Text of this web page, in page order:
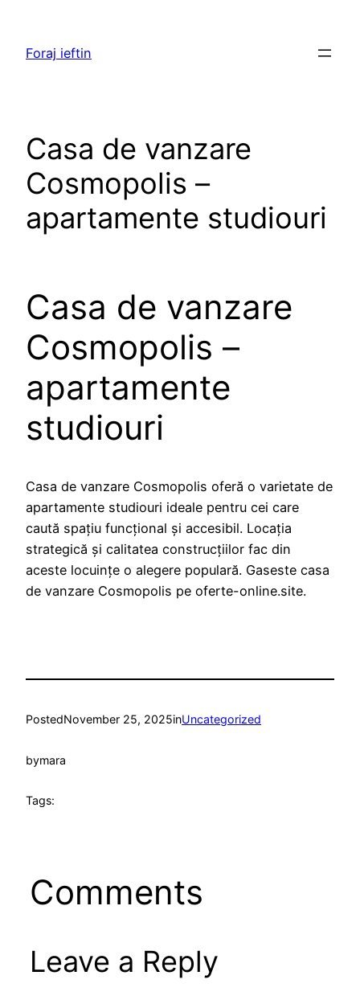
content
Foraj ieftin
Casa de vanzare
Cosmopolis –
apartamente studiouri
Casa de vanzare
Cosmopolis –
apartamente
studiouri
Casa de vanzare Cosmopolis oferă o varietate de
apartamente studiouri ideale pentru cei care
caută spațiu funcțional și accesibil. Locația
strategică și calitatea construcțiilor fac din
aceste locuințe o alegere populară. Gaseste casa
de vanzare Cosmopolis pe oferte-online.site.
PostedNovember 25, 2025inUncategorized
bymara
Tags:
Comments
Leave a Reply